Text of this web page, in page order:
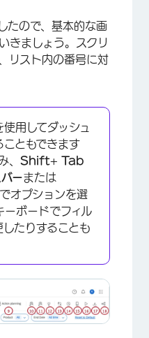
たので、基本的な画
きましょう。スクリ
リスト内の番号に対
用してダッシュ
こともできます
、 Shift+ Tab
ーまたは
オプションを選
ボードでフィル
たりすることも